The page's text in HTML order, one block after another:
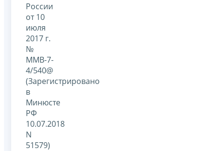
России
от 10
июля
2017 г.
№
ММВ-7-
4/540@
(Зарегистрировано
в
Минюсте
РФ
10.07.2018
N
51579)